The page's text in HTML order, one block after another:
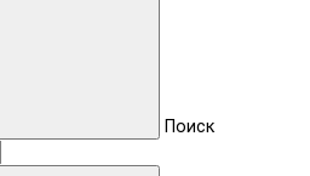
Поиск